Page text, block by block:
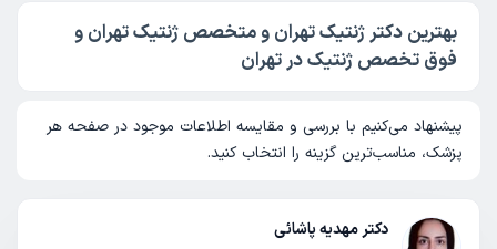
بهترین دکتر ژنتیک تهران و متخصص ژنتیک تهران و
فوق تخصص ژنتیک در تهران
پیشنهاد می‌کنیم با بررسی و مقایسه اطلاعات موجود در صفحه هر
پزشک، مناسب‌ترین گزینه را انتخاب کنید.
دکتر مهدیه پاشائی